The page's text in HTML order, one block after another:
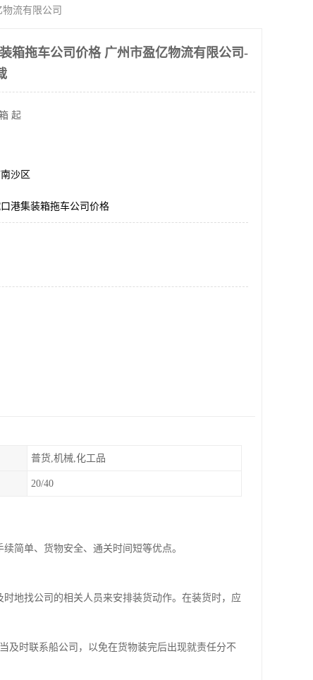
流有限公司
箱拖车公司价格 广州市盈亿物流有限公司-
起
沙区
港集装箱拖车公司价格
普货,机械,化工品
20/40
简单、货物安全、通关时间短等优点。
地找公司的相关人员来安排装货动作。在装货时，应
及时联系船公司，以免在货物装完后出现就责任分不